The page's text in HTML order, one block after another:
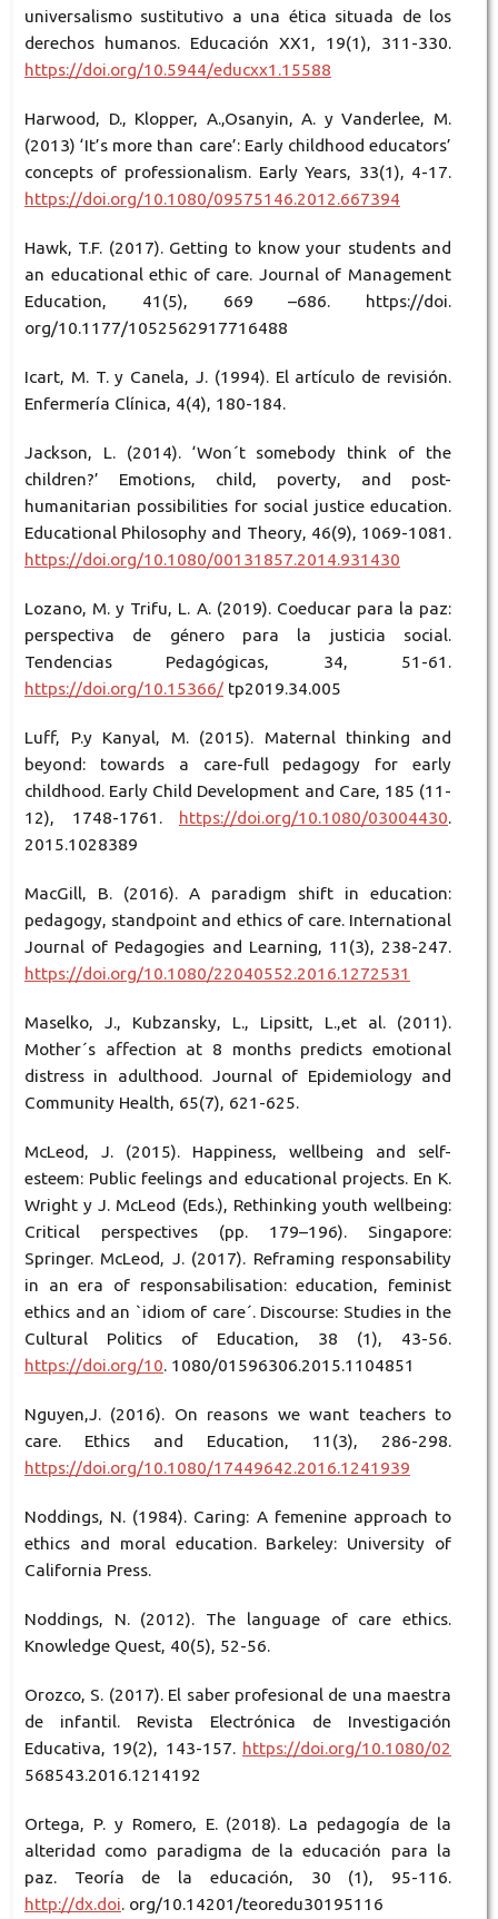
universalismo sustitutivo a una ética situada de los
derechos humanos. Educación XX1, 19(1), 311-330.
https://doi.org/10.5944/educxx1.15588
Harwood, D., Klopper, A.,Osanyin, A. y Vanderlee, M.
(2013) ‘It’s more than care’: Early childhood educators’
concepts of professionalism. Early Years, 33(1), 4-17.
https://doi.org/10.1080/09575146.2012.667394
Hawk, T.F. (2017). Getting to know your students and
an educational ethic of care. Journal of Management
Education, 41(5), 669 –686. https://doi.
org/10.1177/1052562917716488
Icart, M. T. y Canela, J. (1994). El artículo de revisión.
Enfermería Clínica, 4(4), 180-184.
Jackson, L. (2014). ‘Won´t somebody think of the
children?’ Emotions, child, poverty, and post-
humanitarian possibilities for social justice education.
Educational Philosophy and Theory, 46(9), 1069-1081.
https://doi.org/10.1080/00131857.2014.931430
Lozano, M. y Trifu, L. A. (2019). Coeducar para la paz:
perspectiva de género para la justicia social.
Tendencias Pedagógicas, 34, 51-61.
https://doi.org/10.15366/tp2019.34.005
Luff, P.y Kanyal, M. (2015). Maternal thinking and
beyond: towards a care-full pedagogy for early
childhood. Early Child Development and Care, 185 (11-
12), 1748-1761. https://doi.org/10.1080/03004430.
2015.1028389
MacGill, B. (2016). A paradigm shift in education:
pedagogy, standpoint and ethics of care. International
Journal of Pedagogies and Learning, 11(3), 238-247.
https://doi.org/10.1080/22040552.2016.1272531
Maselko, J., Kubzansky, L., Lipsitt, L.,et al. (2011).
Mother´s affection at 8 months predicts emotional
distress in adulthood. Journal of Epidemiology and
Community Health, 65(7), 621-625.
McLeod, J. (2015). Happiness, wellbeing and self-
esteem: Public feelings and educational projects. En K.
Wright y J. McLeod (Eds.), Rethinking youth wellbeing:
Critical perspectives (pp. 179–196). Singapore:
Springer. McLeod, J. (2017). Reframing responsability
in an era of responsabilisation: education, feminist
ethics and an `idiom of care´. Discourse: Studies in the
Cultural Politics of Education, 38 (1), 43-56.
https://doi.org/10. 1080/01596306.2015.1104851
Nguyen,J. (2016). On reasons we want teachers to
care. Ethics and Education, 11(3), 286-298.
https://doi.org/10.1080/17449642.2016.1241939
Noddings, N. (1984). Caring: A femenine approach to
ethics and moral education. Barkeley: University of
California Press.
Noddings, N. (2012). The language of care ethics.
Knowledge Quest, 40(5), 52-56.
Orozco, S. (2017). El saber profesional de una maestra
de infantil. Revista Electrónica de Investigación
Educativa, 19(2), 143-157. https://doi.org/10.1080/02
568543.2016.1214192
Ortega, P. y Romero, E. (2018). La pedagogía de la
alteridad como paradigma de la educación para la
paz. Teoría de la educación, 30 (1), 95-116.
http://dx.doi. org/10.14201/teoredu30195116